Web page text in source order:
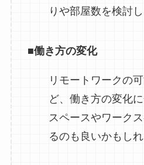
りや部屋数を検討し
■働き方の変化
リモートワークの
ど、働き方の変化
スペースやワーク
るのも良いかもしれ